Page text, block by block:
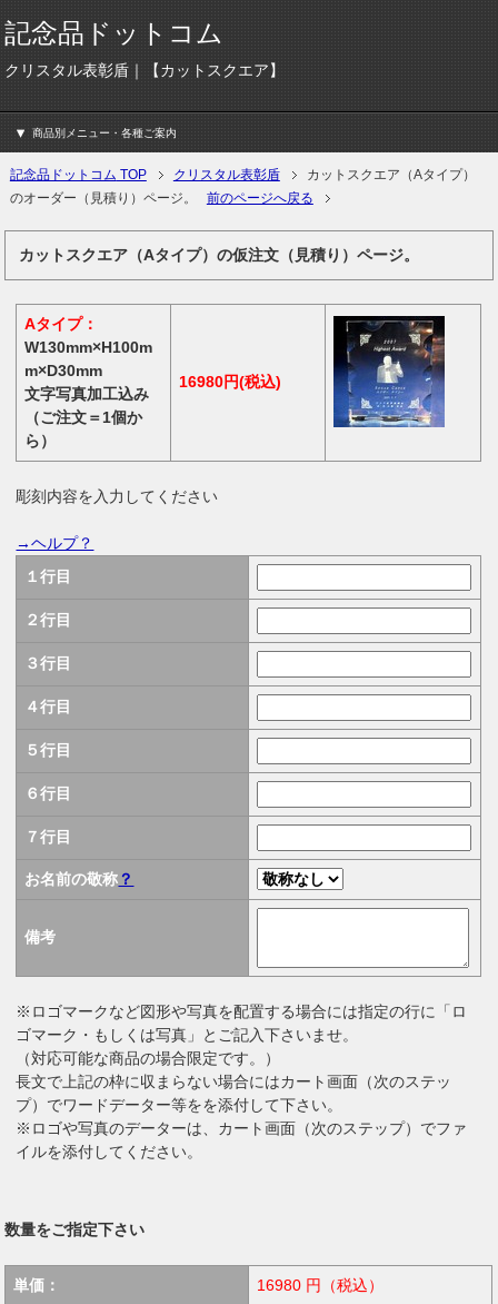
記念品ドットコム
クリスタル表彰盾｜【カットスクエア】
商品別メニュー・各種ご案内
記念品ドットコム TOP クリスタル表彰盾
カットスクエア（Aタイプ）
のオーダー（見積り）ページ。
前のページへ戻る
カットスクエア（Aタイプ）の仮注文（見積り）ページ。
Aタイプ：
W130mm×H100m
m×D30mm
文字写真加工込み
（ご注文＝1個か
ら）
16980円(税込)
彫刻内容を入力してください
→ヘルプ？
１行目
２行目
３行目
４行目
５行目
６行目
７行目
お名前の敬称 ？
備考
※ロゴマークなど図形や写真を配置する場合には指定の行に「ロ
ゴマーク・もしくは写真」とご記入下さいませ。
（対応可能な商品の場合限定です。）
長文で上記の枠に収まらない場合にはカート画面（次のステッ
プ）でワードデーター等をを添付して下さい。
※ロゴや写真のデーターは、カート画面（次のステップ）でファ
イルを添付してください。
数量をご指定下さい
単価： 16980 円（税込）